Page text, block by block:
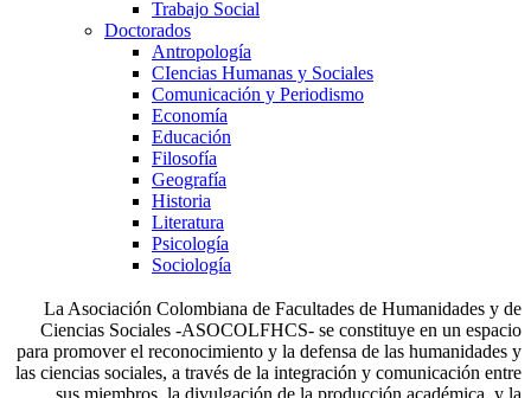
Trabajo Social
Doctorados
Antropología
CIencias Humanas y Sociales
Comunicación y Periodismo
Economía
Educación
Filosofía
Geografía
Historia
Literatura
Psicología
Sociología
La Asociación Colombiana de Facultades de Humanidades y de
Ciencias Sociales -ASOCOLFHCS- se constituye en un espacio
para promover el reconocimiento y la defensa de las humanidades y
las ciencias sociales, a través de la integración y comunicación entre
sus miembros, la divulgación de la producción académica, y la